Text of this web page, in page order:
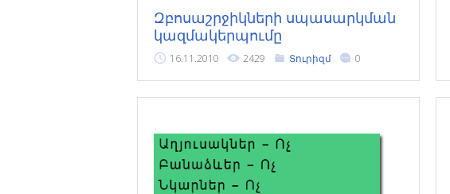
Զբոսաշրջիկների սպասարկման
կազմակերպումը
16.11.2010 2429 Տուրիզմ 0